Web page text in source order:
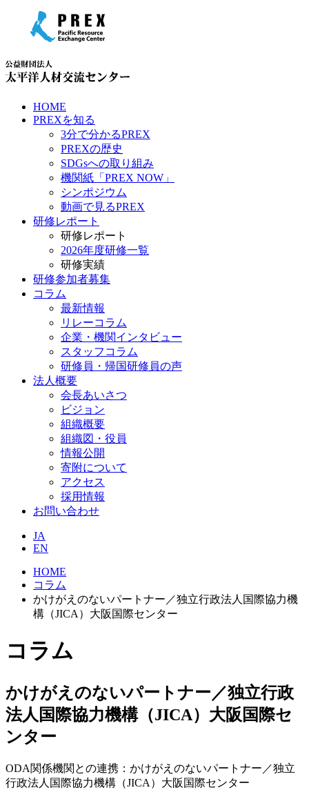
HOME
PREXを知る
3分で分かるPREX
PREXの歴史
SDGsへの取り組み
機関紙「PREX NOW」
シンポジウム
動画で見るPREX
研修レポート
研修レポート
2026年度研修一覧
研修実績
研修参加者募集
コラム
最新情報
リレーコラム
企業・機関インタビュー
スタッフコラム
研修員・帰国研修員の声
法人概要
会長あいさつ
ビジョン
組織概要
組織図・役員
情報公開
寄附について
アクセス
採用情報
お問い合わせ
JA
EN
HOME
コラム
かけがえのないパートナー／独立行政法人国際協力機
構（JICA）大阪国際センター
コラム
かけがえのないパートナー／独立行政
法人国際協力機構（JICA）大阪国際セ
ンター
ODA関係機関との連携：かけがえのないパートナー／独立
行政法人国際協力機構（JICA）大阪国際センター